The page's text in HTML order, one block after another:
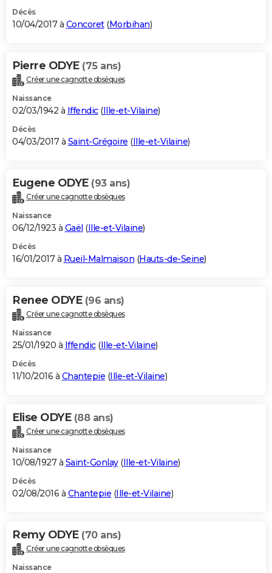
Décès
10/04/2017 à Concoret(Morbihan)
Pierre ODYE (75 ans)
Créer une cagnotte obsèques
Naissance
02/03/1942 à Iffendic(Ille-et-Vilaine)
Décès
04/03/2017 à Saint-Grégoire (Ille-et-Vilaine)
Eugene ODYE (93 ans)
Créer une cagnotte obsèques
Naissance
06/12/1923 à Gaël (Ille-et-Vilaine)
Décès
16/01/2017 à Rueil-Malmaison (Hauts-de-Seine)
Renee ODYE (96 ans)
Créer une cagnotte obsèques
Naissance
25/01/1920 à Iffendic(Ille-et-Vilaine)
Décès
11/10/2016 à Chantepie (Ille-et-Vilaine)
Elise ODYE (88 ans)
Créer une cagnotte obsèques
Naissance
10/08/1927 à Saint-Gonlay(Ille-et-Vilaine)
Décès
02/08/2016 à Chantepie (Ille-et-Vilaine)
Remy ODYE (70 ans)
Créer une cagnotte obsèques
Naissance